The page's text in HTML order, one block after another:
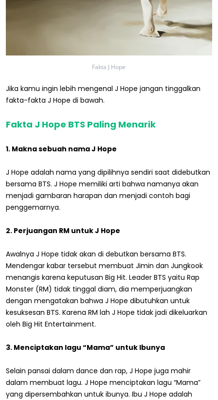
Fakta J Hope
Jika kamu ingin lebih mengenal J Hope jangan tinggalkan
fakta-fakta J Hope di bawah.
Fakta J Hope BTS Paling Menarik
1. Makna sebuah nama J Hope
J Hope adalah nama yang dipilihnya sendiri saat didebutkan
bersama BTS. J Hope memiliki arti bahwa namanya akan
menjadi gambaran harapan dan menjadi contoh bagi
penggemarnya.
2. Perjuangan RM untuk J Hope
Awalnya J Hope tidak akan di debutkan bersama BTS.
Mendengar kabar tersebut membuat Jimin dan Jungkook
menangis karena keputusan Big Hit. Leader BTS yaitu Rap
Monster (RM) tidak tinggal diam, dia memperjuangkan
dengan mengatakan bahwa J Hope dibutuhkan untuk
kesuksesan BTS. Karena RM lah J Hope tidak jadi dikeluarkan
oleh Big Hit Entertainment.
3. Menciptakan lagu “Mama” untuk Ibunya
Selain pansai dalam dance dan rap, J Hope juga mahir
dalam membuat lagu. J Hope menciptakan lagu “Mama”
yang dipersembahkan untuk ibunya. Ibu J Hope adalah